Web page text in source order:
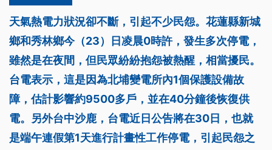
天氣熱電力狀況卻不斷，引起不少民怨。花蓮縣新城
鄉和秀林鄉今（23）日凌晨0時許，發生多次停電，
雖然是在夜間，但民眾紛紛抱怨被熱醒，相當擾民。
台電表示，這是因為北埔變電所內1個保護設備故
障，估計影響約9500多戶，並在40分鐘後恢復供
電。另外台中沙鹿，台電近日公告將在30日，也就
是端午連假第1天進行計畫性工作停電，引起民怨之